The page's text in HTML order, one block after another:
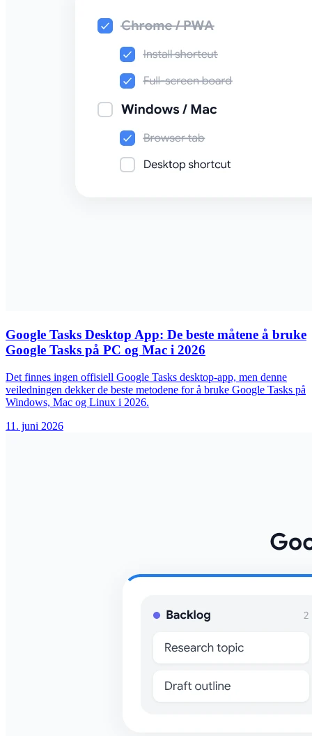
Google Tasks Desktop App: De beste måtene å bruke
Google Tasks på PC og Mac i 2026
Det finnes ingen offisiell Google Tasks desktop-app, men denne
veiledningen dekker de beste metodene for å bruke Google Tasks på
Windows, Mac og Linux i 2026.
11. juni 2026